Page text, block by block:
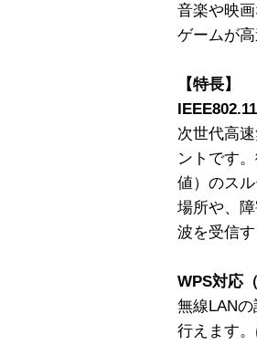
音楽や映
ゲームが
【特長】
次世代高
ントです
値）のス
場所や、
波を受信
WPS対応
無線LAN
行えます